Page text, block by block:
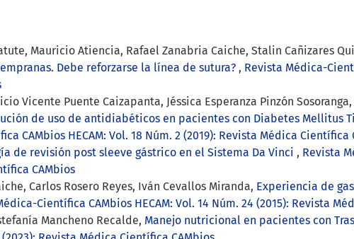
Mauricio Atiencia, Rafael Zanabria Caiche, Stalin Cañizares
Debe reforzarse la línea de sutura? , Revista Médica-
Vicente Puente Caizapanta, Jéssica Esperanza Pinzón
de uso de antidiabéticos en pacientes con Diabetes Mellitus
CAMbios HECAM: Vol. 18 Núm. 2 (2019): Revista Médica Científica
de revisión post sleeve gástrico en el Sistema Da Vinci , Revista
CAMbios
Carlos Rosero Reyes, Iván Cevallos Miranda, Experiencia de
Científica CAMbios HECAM: Vol. 14 Núm. 24 (2015): Revista
Mancheno Recalde, Manejo nutricional en pacientes con